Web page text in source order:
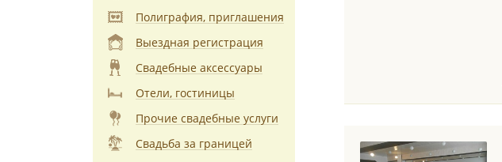
Полиграфия, приглашения
Выездная регистрация
Свадебные аксессуары
Отели, гостиницы
Прочие свадебные услуги
Свадьба за границей